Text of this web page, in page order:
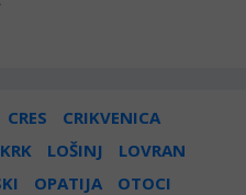
CRES
CRIKVENICA
KRK LOŠINJ
LOVRAN
OPATIJA
OTOCI